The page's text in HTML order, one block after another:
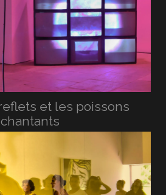
et les poissons
chantants